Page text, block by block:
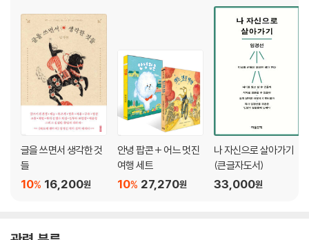
글을 쓰면서 생각한 것
들
16,200원
10%
안녕 팝콘 + 어느 멋진
여행 세트
27,270원
10%
나 자신으로 살아가기
(큰글자도서)
33,000원